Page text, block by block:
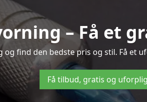
– Få et
og find den bedste pris og stil. Få
Få tilbud, gratis og